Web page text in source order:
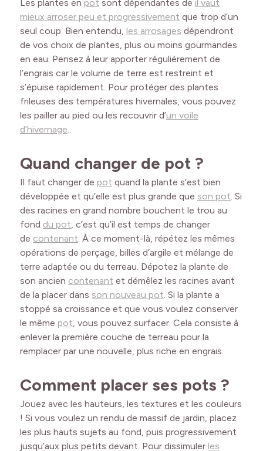
Les plantes en pot sont dépendantes de il vaut
mieux arroser peu et progressivement que trop d’un
seul coup. Bien entendu, les arrosages dépendront
de vos choix de plantes, plus ou moins gourmandes
en eau. Pensez à leur apporter régulièrement de
l’engrais car le volume de terre est restreint et
s’épuise rapidement. Pour protéger des plantes
frileuses des températures hivernales, vous pouvez
les pailler au pied ou les recouvrir d’un voile
d’hivernage..
Quand changer de pot ?
Il faut changer de pot quand la plante s’est bien
développée et qu’elle est plus grande que son pot. Si
des racines en grand nombre bouchent le trou au
fond du pot, c’est qu’il est temps de changer
de contenant. À ce moment-là, répétez les mêmes
opérations de perçage, billes d’argile et mélange de
terre adaptée ou du terreau. Dépotez la plante de
son ancien contenant et démêlez les racines avant
de la placer dans son nouveau pot. Si la plante a
stoppé sa croissance et que vous voulez conserver
le même pot, vous pouvez surfacer. Cela consiste à
enlever la première couche de terreau pour la
remplacer par une nouvelle, plus riche en engrais.
Comment placer ses pots ?
Jouez avec les hauteurs, les textures et les couleurs
! Si vous voulez un rendu de massif de jardin, placez
les plus hauts sujets au fond, puis progressivement
jusqu’aux plus petits devant. Pour dissimuler les